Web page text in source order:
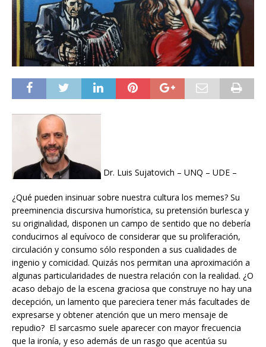
Dr. Luis Sujatovich – UNQ – UDE –
¿Qué pueden insinuar sobre nuestra cultura los memes? Su
preeminencia discursiva humorística, su pretensión burlesca y
su originalidad, disponen un campo de sentido que no debería
conducirnos al equívoco de considerar que su proliferación,
circulación y consumo sólo responden a sus cualidades de
ingenio y comicidad. Quizás nos permitan una aproximación a
algunas particularidades de nuestra relación con la realidad. ¿O
acaso debajo de la escena graciosa que construye no hay una
decepción, un lamento que pareciera tener más facultades de
expresarse y obtener atención que un mero mensaje de
repudio? El sarcasmo suele aparecer con mayor frecuencia
que la ironía, y eso además de un rasgo que acentúa su